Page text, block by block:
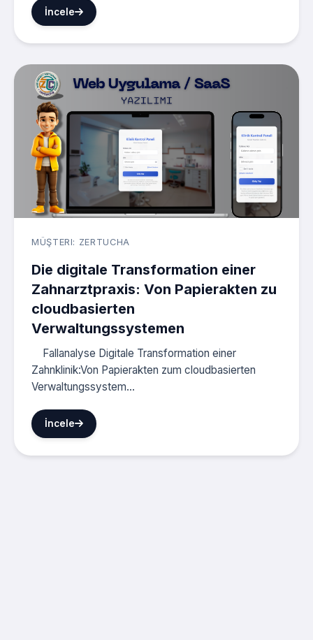
İncele
MÜŞTERI: ZERTUCHA
Die digitale Transformation einer
Zahnarztpraxis: Von Papierakten zu
cloudbasierten
Verwaltungssystemen
Fallanalyse Digitale Transformation einer
Zahnklinik:Von Papierakten zum cloudbasierten
Verwaltungssystem...
İncele